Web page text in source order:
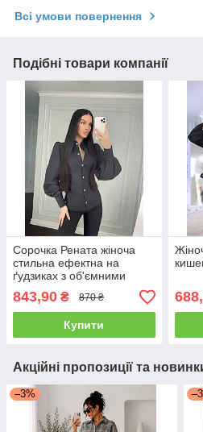
Всі умови повернення
Подібні товари компанії
Сорочка Рената жіноча
стильна ефектна на
ґудзиках з об'ємними
843,90 ₴ 870 ₴
Купити
Акційні пропозиції та
–3%